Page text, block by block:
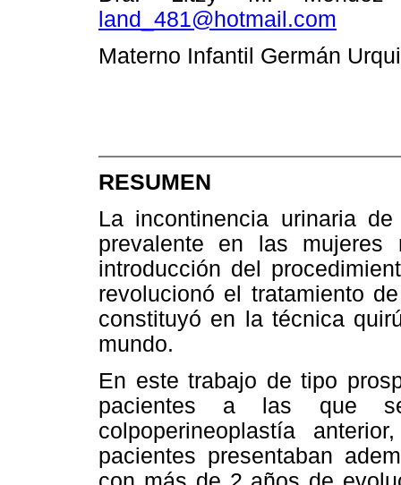
land_481@hotmail.com
Materno Infantil Germán
RESUMEN
La incontinencia urinaria
prevalente en las
introducción del
revolucionó el tratamiento
constituyó en la técnica
mundo.
En este trabajo de tipo
pacientes a las que
colpoperineoplastía
pacientes presentaban